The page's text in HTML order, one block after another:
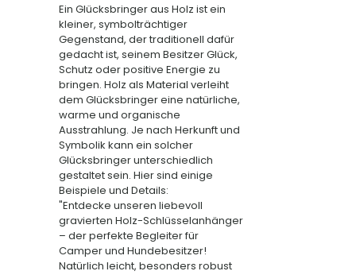
Ein Glücksbringer aus Holz ist ein
kleiner, symbolträchtiger
Gegenstand, der traditionell dafür
gedacht ist, seinem Besitzer Glück,
Schutz oder positive Energie zu
bringen. Holz als Material verleiht
dem Glücksbringer eine natürliche,
warme und organische
Ausstrahlung. Je nach Herkunft und
Symbolik kann ein solcher
Glücksbringer unterschiedlich
gestaltet sein. Hier sind einige
Beispiele und Details:
"Entdecke unseren liebevoll
gravierten Holz-Schlüsselanhänger
– der perfekte Begleiter für
Camper und Hundebesitzer!
Natürlich leicht, besonders robust